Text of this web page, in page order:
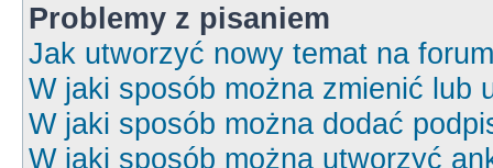
Problemy z pisaniem
Jak utworzyć nowy temat na
W jaki sposób można zmienić lub
W jaki sposób można dodać
W jaki sposób można utworzyć